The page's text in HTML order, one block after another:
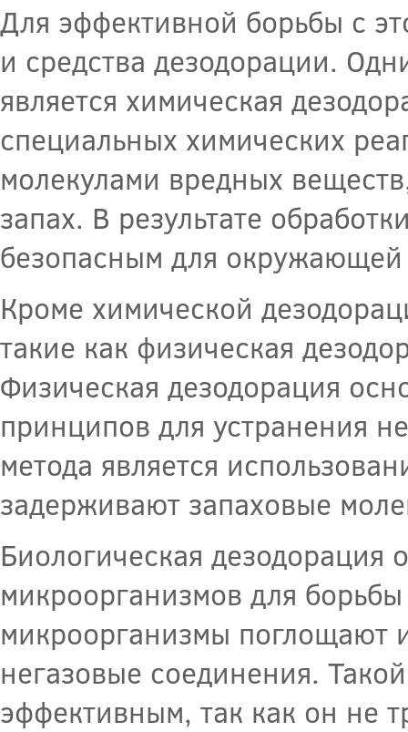
Для эффективной борьбы с
и средства дезодорации.
является химическая
специальных химических
молекулами вредных
запах. В результате
безопасным для
Кроме химической
такие как физическая
Физическая дезодорация
принципов для устранения
метода является
задерживают запаховые
Биологическая
микроорганизмов для
микроорганизмы поглощают
негазовые соединения.
эффективным, так как он не